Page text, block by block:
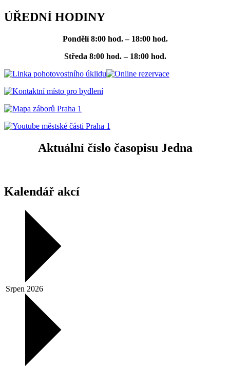
ÚŘEDNÍ HODINY
Pondělí 8:00 hod. – 18:00 hod.
Středa 8:00 hod. – 18:00 hod.
Aktuální číslo časopisu Jedna
Kalendář akcí
Srpen 2026